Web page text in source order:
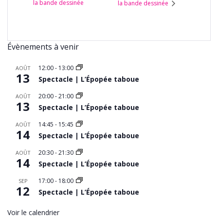
la bande dessinée
la bande dessinée
Évènements à venir
AOÛT
13
12:00- 13:00
Spectacle | L’Épopée taboue
AOÛT
13
20:00-21:00
Spectacle | L’Épopée taboue
AOÛT
14
14:45 - 15:45
Spectacle | L’Épopée taboue
AOÛT
14
20:30-21:30
Spectacle | L’Épopée taboue
SEP
12
17:00- 18:00
Spectacle | L’Épopée taboue
Voir le calendrier